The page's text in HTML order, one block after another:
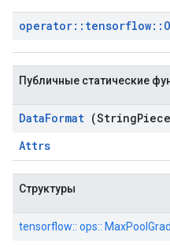
operator:: tensorflow::
Публичные статические
DataFormat (String
Attrs
Структуры
tensorflow:: ops::